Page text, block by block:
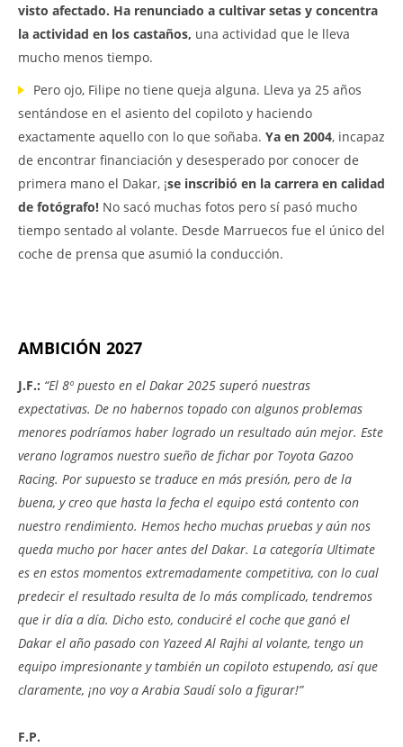
visto afectado. Ha renunciado a cultivar setas y concentra
la actividad en los castaños, una actividad que le lleva
mucho menos tiempo.
Pero ojo, Filipe no tiene queja alguna. Lleva ya 25 años
sentándose en el asiento del copiloto y haciendo
exactamente aquello con lo que soñaba. Ya en 2004, incapaz
de encontrar financiación y desesperado por conocer de
primera mano el Dakar, ¡se inscribió en la carrera en calidad
de fotógrafo! No sacó muchas fotos pero sí pasó mucho
tiempo sentado al volante. Desde Marruecos fue el único del
coche de prensa que asumió la conducción.
AMBICIÓN 2027
J.F.: “El 8º puesto en el Dakar 2025 superó nuestras
expectativas. De no habernos topado con algunos problemas
menores podríamos haber logrado un resultado aún mejor. Este
verano logramos nuestro sueño de fichar por Toyota Gazoo
Racing. Por supuesto se traduce en más presión, pero de la
buena, y creo que hasta la fecha el equipo está contento con
nuestro rendimiento. Hemos hecho muchas pruebas y aún nos
queda mucho por hacer antes del Dakar. La categoría Ultimate
es en estos momentos extremadamente competitiva, con lo cual
predecir el resultado resulta de lo más complicado, tendremos
que ir día a día. Dicho esto, conduciré el coche que ganó el
Dakar el año pasado con Yazeed Al Rajhi al volante, tengo un
equipo impresionante y también un copiloto estupendo, así que
claramente, ¡no voy a Arabia Saudí solo a figurar!”
F.P.